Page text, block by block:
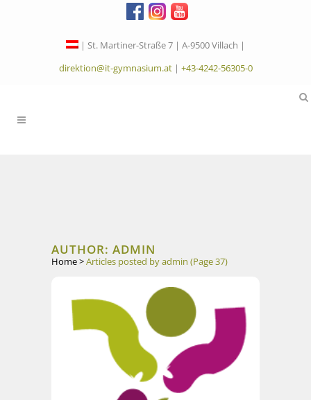
| St. Martiner-Straße 7 | A-9500 Villach |
direktion@it-gymnasium.at| +43-4242-56305-0
AUTHOR: ADMIN
Home>Articles posted by admin (Page 37)